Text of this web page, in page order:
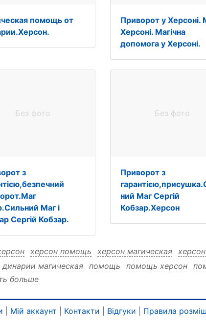
помощь от
Приворот у Херсоні.
Херсоні. Магічна
допомога у Херсоні.
Без фото
з
Маг і
Сергій Кобзар.
Без фото
Приворот з
ний Маг Сергій
Кобзар.Херсон
херсон помощь херсон магическая
динарии магическая
помощь помощь херсон
динарии херсон
динарии помощь динарии динарии херсон
больше
Мій аккаунт Контакти Відгуки Правила